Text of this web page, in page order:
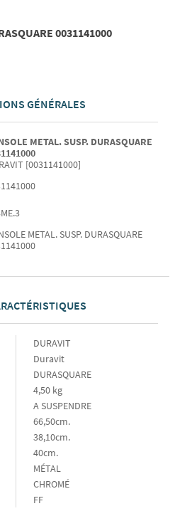
0031141000
GÉNÉRALES
METAL. SUSP. DURASQUARE
[0031141000]
METAL. SUSP. DURASQUARE
Fabricant
DURAVIT
Marque
Duravit
Gamme
DURASQUARE
Poids
(kg)
4,50 kg
Fixation,
Pose
A SUSPENDRE
Largeur
66,50cm.
Longueur
38,10cm.
Hauteur
40cm.
Matière
MÉTAL
Couleur
CHROMÉ
Type
FF